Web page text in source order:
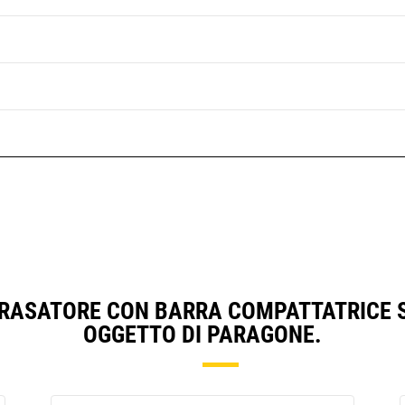
CON BARRA COMPATTATRICE
OGGETTO DI PARAGONE.